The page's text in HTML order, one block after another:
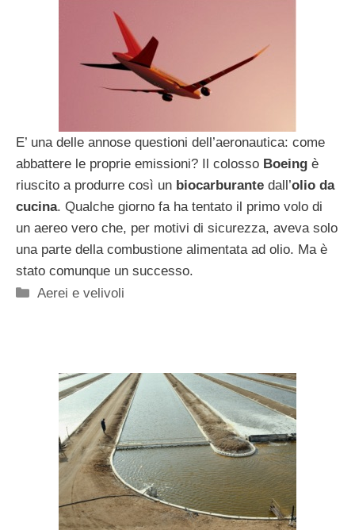
E’ una delle annose questioni dell’aeronautica: come
abbattere le proprie emissioni? Il colosso Boeing è
riuscito a produrre così un biocarburante dall’olio da
cucina. Qualche giorno fa ha tentato il primo volo di
un aereo vero che, per motivi di sicurezza, aveva solo
una parte della combustione alimentata ad olio. Ma è
stato comunque un successo.
Categorie
Aerei e velivoli